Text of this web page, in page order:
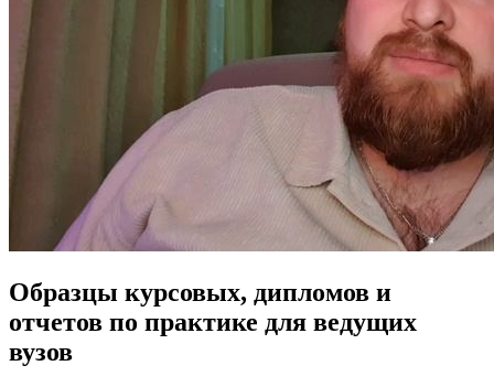
Образцы курсовых, дипломов и
отчетов по практике для ведущих
вузов